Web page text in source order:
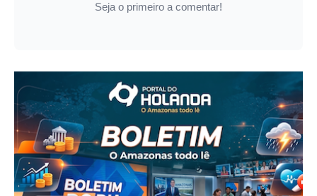
Seja o primeiro a comentar!